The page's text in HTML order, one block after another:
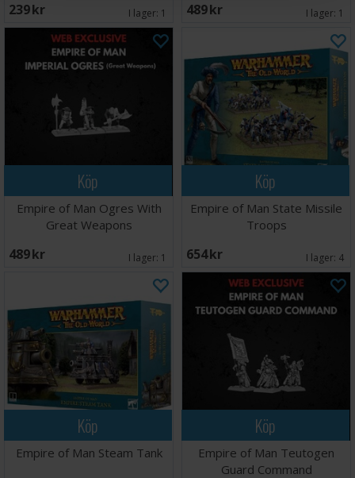
239 SEK I lager: 1 489 SEK I lager: 1
Köp
Empire of Man Ogres With
Great Weapons
489 SEK I lager: 1
Köp
Empire of Man State Missile
Troops
654 SEK I lager: 4
Köp
Empire of Man Steam Tank
Köp
Empire of Man Teutogen
Guard Command